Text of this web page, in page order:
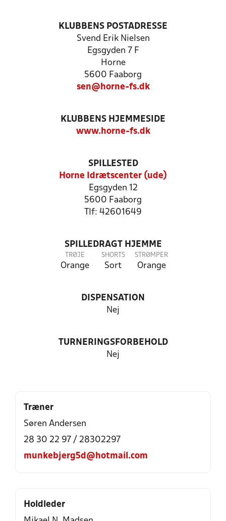
KLUBBENS POSTADRESSE
Svend Erik Nielsen
Egsgyden 7 F
Horne
5600 Faaborg
sen@horne-fs.dk
KLUBBENS HJEMMESIDE
www.horne-fs.dk
SPILLESTED
Horne Idrætscenter (ude)
Egsgyden 12
5600 Faaborg
Tlf: 42601649
SPILLEDRAGT HJEMME
TRØJE
Orange
SHORTS
Sort
STRØMPER
Orange
DISPENSATION
Nej
TURNERINGSFORBEHOLD
Nej
Træner
Søren Andersen
28 30 22 97 / 28302297
munkebjerg5d@hotmail.com
Holdleder